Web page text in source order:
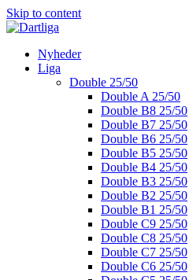
Skip to content
Nyheder
Liga
Double 25/50
Double A 25/50
Double B8 25/50
Double B7 25/50
Double B6 25/50
Double B5 25/50
Double B4 25/50
Double B3 25/50
Double B2 25/50
Double B1 25/50
Double C9 25/50
Double C8 25/50
Double C7 25/50
Double C6 25/50